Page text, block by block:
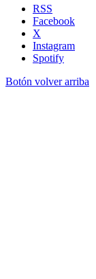
RSS
Facebook
X
Instagram
Spotify
Botón volver arriba